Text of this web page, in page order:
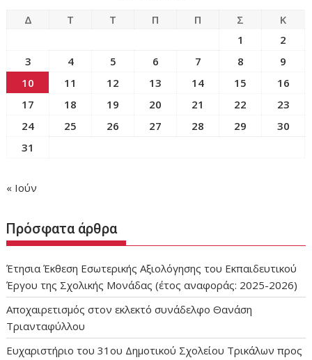
Δ Τ Τ Π Π Σ
Κ
1
2
3
4 5 6 7 8
9
10
11 12 13 14 15
16
17
18 19 20 21 22
23
24
25 26 27 28 29
30
31
« Ιούν
Πρόσφατα άρθρα
Έτησια Έκθεση Εσωτερικής Αξιολόγησης του Εκπαιδευτικού
Έργου της Σχολικής Μονάδας (έτος αναφοράς: 2025-2026)
Αποχαιρετισμός στον εκλεκτό συνάδελφο Θανάση
Τριανταφύλλου
Ευχαριστήριο του 31ου Δημοτικού Σχολείου Τρικάλων προς